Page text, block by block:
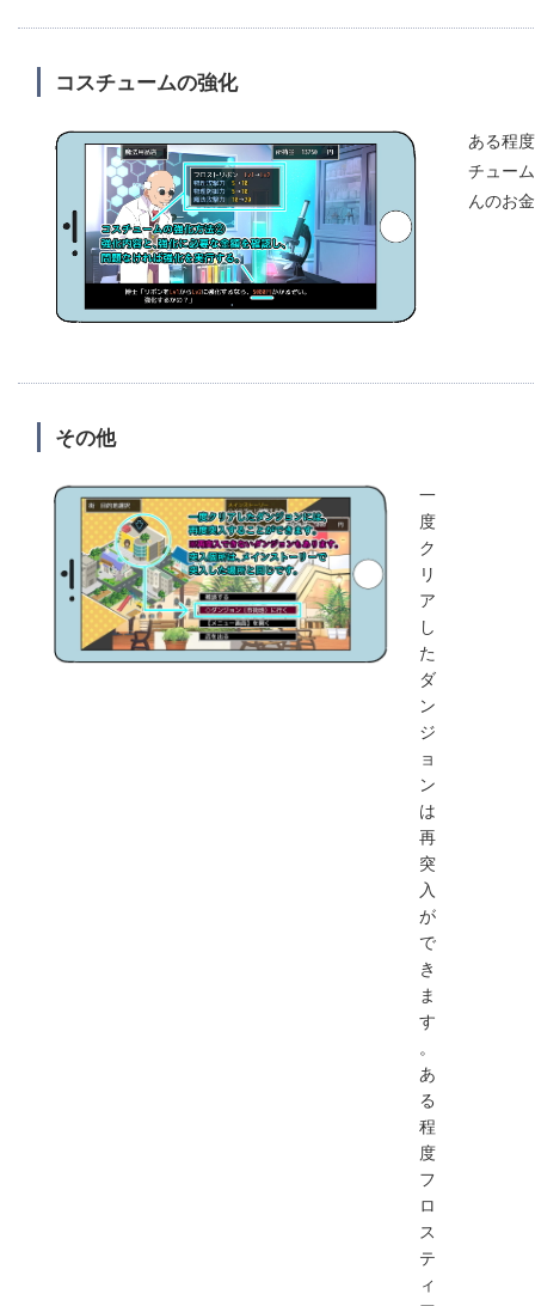
コスチュームの強化
ある程
チュー
んのお
その他
一
度
ク
リ
ア
し
た
ダ
ン
ジ
ョ
ン
は
再
突
入
が
で
き
ま
す
。
あ
る
程
度
フ
ロ
ス
テ
ィ